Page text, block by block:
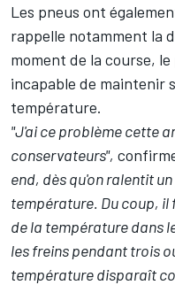
Les pneus ont
rappelle notamment la
moment de la course,
incapable de maintenir
température.
"J'ai ce problème cette
conservateurs",
end, dès qu'on ralentit
température. Du coup,
de la température dans
les freins pendant trois
température disparaît